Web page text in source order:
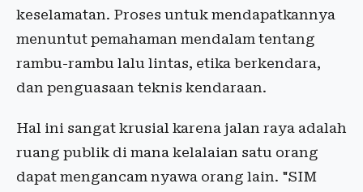
keselamatan. Proses untuk mendapatkannya
menuntut pemahaman mendalam tentang
rambu-rambu lalu lintas, etika berkendara,
dan penguasaan teknis kendaraan.
Hal ini sangat krusial karena jalan raya adalah
ruang publik di mana kelalaian satu orang
dapat mengancam nyawa orang lain. "SIM